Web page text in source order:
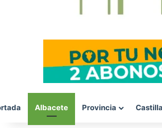
Albacete Provincia